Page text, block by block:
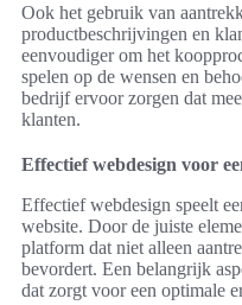
Ook het gebruik van
productbeschrijvingen en
eenvoudiger om het
spelen op de wensen en
bedrijf ervoor zorgen dat
klanten.
Effectief webdesign voor
Effectief webdesign speelt
website. Door de juiste
platform dat niet alleen
bevordert. Een belangrijk
dat zorgt voor een optimale